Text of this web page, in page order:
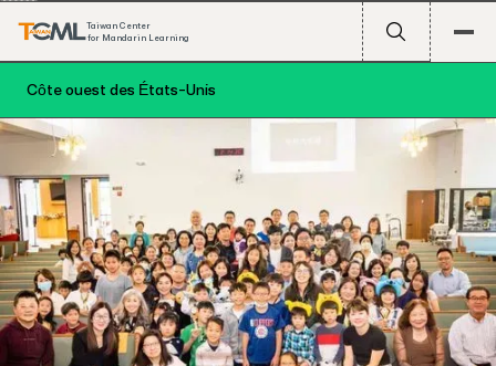
Taiwan Center
for Mandarin Learning
Côte ouest des États-Unis